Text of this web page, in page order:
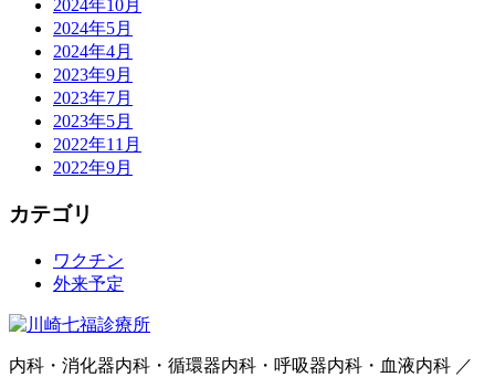
2024年10月
2024年5月
2024年4月
2023年9月
2023年7月
2023年5月
2022年11月
2022年9月
カテゴリ
ワクチン
外来予定
内科・消化器内科・循環器内科・呼吸器内科・血液内科 ／